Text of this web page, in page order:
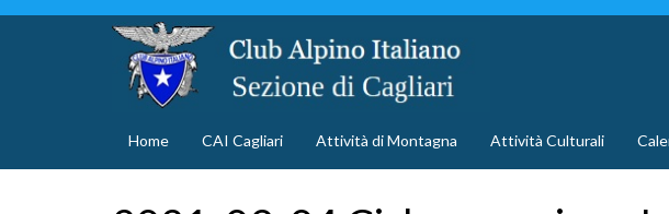
Home CAI Cagliari Attività di Montagna Attività Culturali